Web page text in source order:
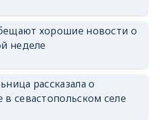
хорошие новости о
неделе
рассказала о
севастопольском селе